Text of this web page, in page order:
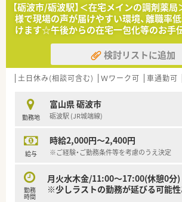
【砺波市/砺波駅】＜在宅メインの調剤薬
様で現場の声が届けやすい環境、離職率
けます☆午後からの在宅一包化等のお手
検討リストに追加
土日休み(相談可含む) Ｗワーク可 車通勤可
勤務地
富山県 砺波市
砺波駅 (JR城端線)
給与
時給2,000円～2,400円
※ご経験・ご勤務条件等を考慮のうえ決定
勤務
時間
月火水木金/11:00～17:00(休憩0分)
※少しラストの勤務が延びる可能性